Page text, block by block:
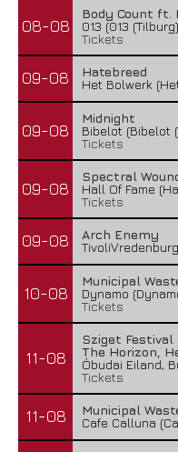
08-08
Body Count ft.
013 (013
Tickets
09-08
Hatebreed
Het Bolwerk
09-08
Midnight
Bibelot (Bibelot
Tickets
09-08
Spectral
Hall Of Fame
Tickets
09-08
Arch Enemy
10-08
Municipal
Dynamo
Tickets
11-08
Sziget Festival
The Horizon,
Óbudai Eiland,
Tickets
11-08
Municipal
Cafe Calluna